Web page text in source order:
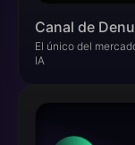
Canal de
El único del
IA